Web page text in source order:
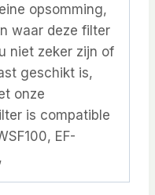
opsomming,
waar deze filter
niet zeker zijn of
geschikt is,
onze
is compatible
EF-